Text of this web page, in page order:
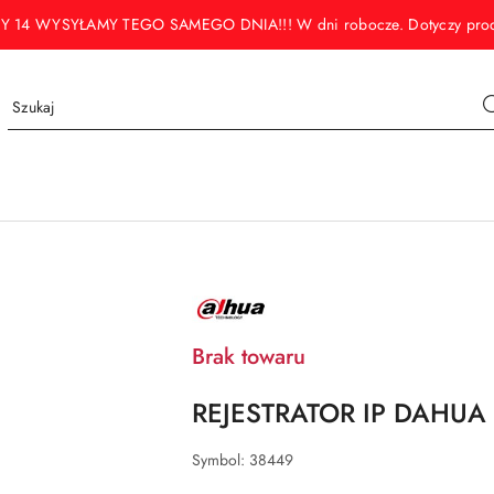
14 WYSYŁAMY TEGO SAMEGO DNIA!!! W dni robocze. Dotyczy
NAZWA
PRODUCENTA:
Brak towaru
REJESTRATOR IP
Symbol: 38449